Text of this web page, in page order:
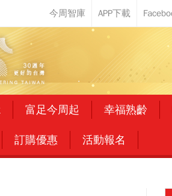
富足今周起 幸福熟齡
訂購優惠 活動報名